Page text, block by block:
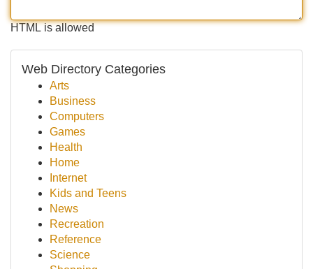
HTML is allowed
Web Directory Categories
Arts
Business
Computers
Games
Health
Home
Internet
Kids and Teens
News
Recreation
Reference
Science